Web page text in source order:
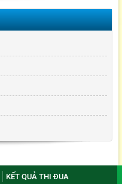
KẾT QUẢ THI ĐUA